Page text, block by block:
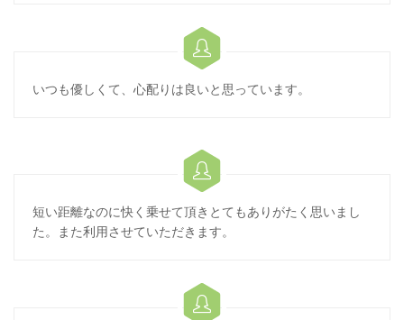

いつも優しくて、心配りは良いと思っています。

短い距離なのに快く乗せて頂きとてもありがたく思いまし
た。また利用させていただきます。
